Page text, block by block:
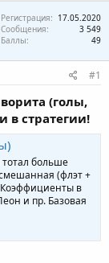
Регистрация
17.05.2020
Сообщения
3 549
Баллы
49
#1
(голы,
стратегии!
больше
(флэт +
Коэффициенты в
и пр. Базовая